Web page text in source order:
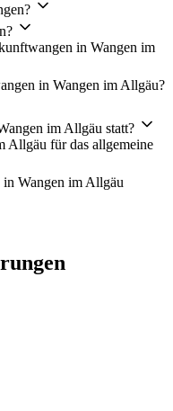
in Wangen im
in Wangen im Allgäu?
im Allgäu statt?
Allgäu für das allgemeine
Wangen im Allgäu